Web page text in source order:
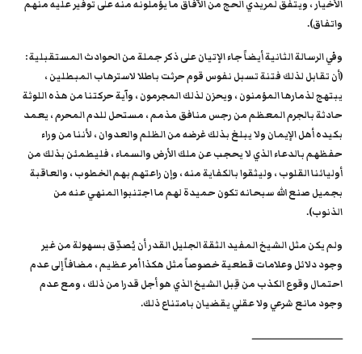
الأخيار ، ويتفق لمريدي الحج من الآفاق ما يؤملونه منه على توفير عليه منهم
واتفاق).
وفي الرسالة الثانية أيضاً جاء الإتيان على ذكر جملة من الحوادث المستقبلية :
(أن تقابل لذلك فتنة تسبل نفوس قوم حرثت باطلا لاسترهاب المبطلين ،
يبتهج لذمارها المؤمنون ، ويحزن لذلك المجرمون ، وآية حركتنا من هذه اللوثة
حادثة بالجرم المعظم من رجس منافق مذمم ، مستحل للدم المحرم ، يعمد
بكيده أهل الإيمان ولا يبلغ بذلك غرضه من الظلم والعدوان ، لأننا من وراء
حفظهم بالدعاء الذي لا يحجب عن ملك الأرض والسماء ، فليطمئن بذلك من
أوليائنا القلوب ، وليثقوا بالكفاية منه ، وإن راعتهم بهم الخطوب ، والعاقبة
بجميل صنع الله سبحانه تكون حميدة لهم ما اجتنبوا المنهي عنه من
الذنوب).
ولم يكن مثل الشيخ المفيد الثقة الجليل القدر أن يُصدِّق بسهولة من غير
وجود دلائل وعلامات قطعية خصوصاً مثل هكذا أمر عظيم ، مضافاً إلى عدم
احتمال وقوع الكذب من قِبل الشيخ الذي هو أجل قدرا من ذلك ، ومع عدم
وجود مانع شرعي ولا عقلي يقضيان بامتناع ذلك.
ــــــــــــــــــــــــــــــــــــــــــــــــــــــــ